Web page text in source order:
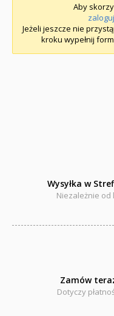
Aby
zaloguj
Jeżeli jeszcze nie
kroku wypełnij
Wysyłka w
Niezależnie od
Zamów
Dotyczy